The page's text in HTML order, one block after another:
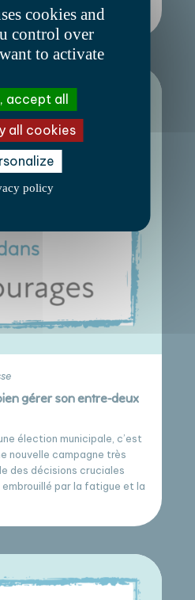
citoyennes, […]
gérer son entre-deux
élection municipale, c’est
nouvelle campagne très
des décisions cruciales
embrouillé par la fatigue et la
cookies and
control over
to activate
accept all
all cookies
policy